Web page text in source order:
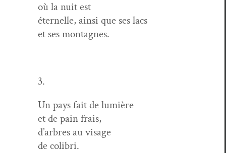
où la nuit est
éter­nelle, ain­si que ses lacs
et ses montagnes.
3.
Un pays fait de lumière
et de pain frais,
d’arbres au visage
de colibri.